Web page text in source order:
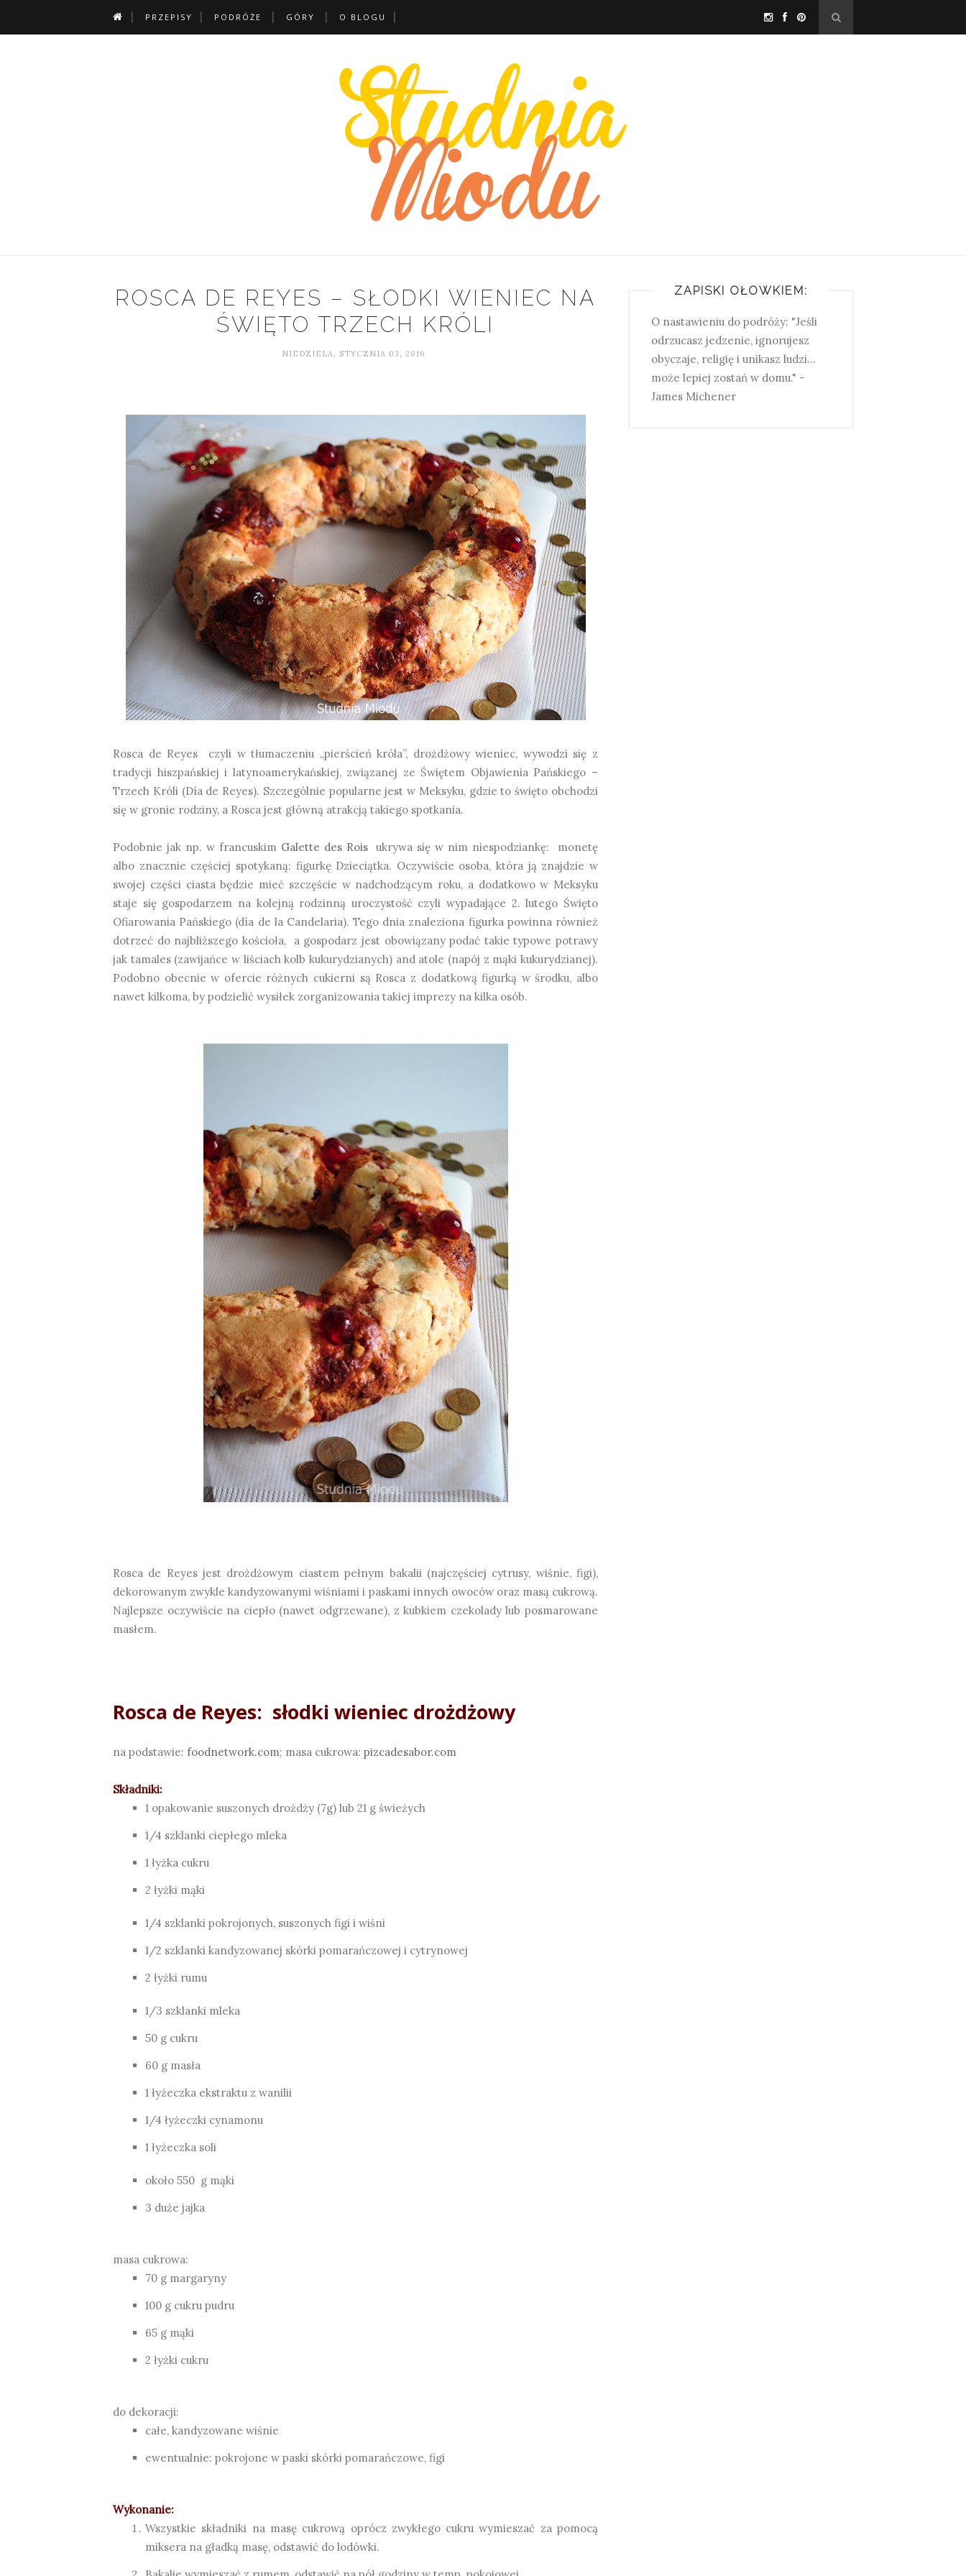
PRZEPISY PODRÓŻE GÓRY O BLOGU
ROSCA DE REYES – SŁODKI WIENIEC NA
ŚWIĘTO TRZECH KRÓLI
NIEDZIELA, STYCZNIA 03, 2016
Rosca de Reyes czyli w tłumaczeniu „pierścień króla”, drożdżowy wieniec, wywodzi się z
tradycji hiszpańskiej i latynoamerykańskiej, związanej ze Świętem Objawienia Pańskiego –
Trzech Króli (Día de Reyes). Szczególnie popularne jest w Meksyku, gdzie to święto obchodzi
się w gronie rodziny, a Rosca jest główną atrakcją takiego spotkania.
Podobnie jak np. w francuskim Galette des Roisukrywa się w nim niespodziankę: monetę
albo znacznie częściej spotykaną: figurkę Dzieciątka. Oczywiście osoba, która ją znajdzie w
swojej części ciasta będzie mieć szczęście w nadchodzącym roku, a dodatkowo w Meksyku
staje się gospodarzem na kolejną rodzinną uroczystość czyli wypadające 2. lutego Święto
Ofiarowania Pańskiego (día de la Candelaria). Tego dnia znaleziona figurka powinna również
dotrzeć do najbliższego kościoła, a gospodarz jest obowiązany podać takie typowe potrawy
jak tamales (zawijańce w liściach kolb kukurydzianych) and atole (napój z mąki kukurydzianej).
Podobno obecnie w ofercie różnych cukierni są Rosca z dodatkową figurką w środku, albo
nawet kilkoma, by podzielić wysiłek zorganizowania takiej imprezy na kilka osób.
Rosca de Reyes jest drożdżowym ciastem pełnym bakalii (najczęściej cytrusy, wiśnie, figi),
dekorowanym zwykle kandyzowanymi wiśniami i paskami innych owoców oraz masą cukrową.
Najlepsze oczywiście na ciepło (nawet odgrzewane), z kubkiem czekolady lub posmarowane
masłem.
Rosca de Reyes: słodki wieniec drożdżowy
na podstawie: foodnetwork.com; masa cukrowa: pizcadesabor.com
Składniki:
1 opakowanie suszonych drożdży (7g) lub 21 g świeżych
1/4 szklanki ciepłego mleka
1 łyżka cukru
2 łyżki mąki
1/4 szklanki pokrojonych, suszonych figi i wiśni
1/2 szklanki kandyzowanej skórki pomarańczowej i cytrynowej
2 łyżki rumu
1/3 szklanki mleka
50 g cukru
60 g masła
1 łyżeczka ekstraktu z wanilii
1/4 łyżeczki cynamonu
1 łyżeczka soli
około 550 g mąki
3 duże jajka
masa cukrowa:
70 g margaryny
100 g cukru pudru
65 g mąki
2 łyżki cukru
do dekoracji:
całe, kandyzowane wiśnie
ewentualnie: pokrojone w paski skórki pomarańczowe, figi
Wykonanie:
Wszystkie składniki na masę cukrową oprócz zwykłego cukru wymieszać za pomocą
miksera na gładką masę, odstawić do lodówki.
ZAPISKI OŁÓWKIEM:
O nastawieniu do podróży: "Jeśli
odrzucasz jedzenie, ignorujesz
obyczaje, religię i unikasz ludzi...
może lepiej zostań w domu." -
James Michener